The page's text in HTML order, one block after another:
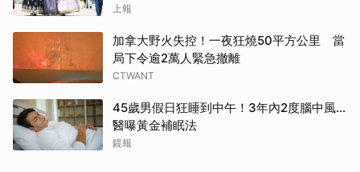
上報
加拿大野火失控！一夜狂燒50平方公里 當
局下令逾2萬人緊急撤離
CTWANT
45歲男假日狂睡到中午！3年內2度腦中風…
醫曝黃金補眠法
鏡報